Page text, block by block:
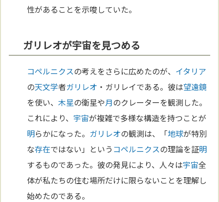
性があることを示唆していた。
ガリレオが宇宙を見つめる
コペルニクスの考えをさらに広めたのが、 イタリア
の天文学者ガリレオ ・ガリレイである。彼は望遠鏡
を使い、木星の衛星や月のクレーターを観測した。
これにより、 宇宙が複雑で多様な構造を持つことが
明らかになった。 ガリレオの観測は、「地球が特別
な存在ではない」という コペルニクスの理論を証明
するものであった。彼の発見により、人々は宇宙全
体が私たちの住む場所だけに限らないことを理解し
始めたのである。